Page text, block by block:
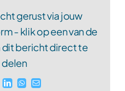
gerust via jouw
- klik op een van de
bericht direct te
delen
LinkedInWhatsApp
E-